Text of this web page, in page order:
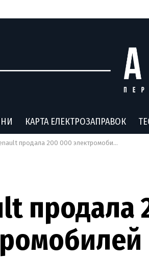
КАРТА ЕЛЕКТРОЗАПРАВОК
продала 200 000 электромобилей в Европе
продала